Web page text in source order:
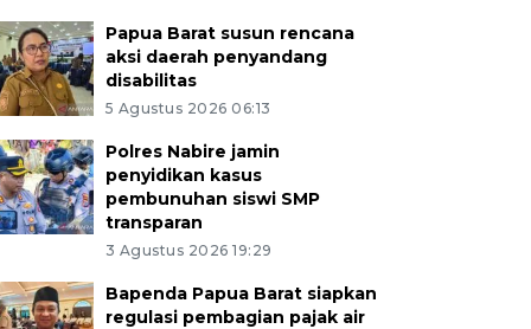
Papua Barat susun rencana
aksi daerah penyandang
disabilitas
5 Agustus 2026 06:13
Polres Nabire jamin
penyidikan kasus
pembunuhan siswi SMP
transparan
3 Agustus 2026 19:29
Bapenda Papua Barat siapkan
regulasi pembagian pajak air